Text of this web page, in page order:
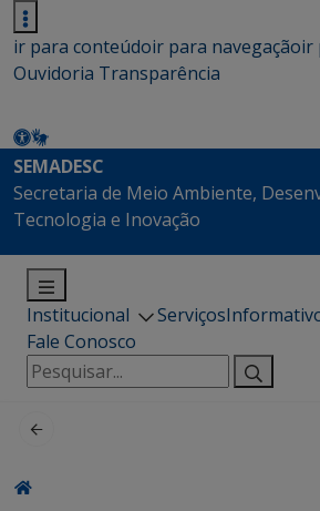
ir para conteúdoir para navegaçãoir
Ouvidoria Transparência
SEMADESC
Secretaria de Meio Ambiente,
Tecnologia e Inovação
Institucional Serviços
Fale Conosco
Pesquisar
por: